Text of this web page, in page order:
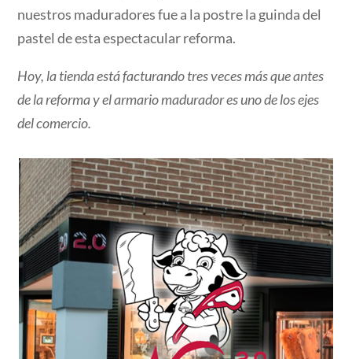
nuestros maduradores fue a la postre la guinda del
pastel de esta espectacular reforma.
Hoy, la tienda está facturando tres veces más que antes
de la reforma y el armario madurador es uno de los ejes
del comercio.